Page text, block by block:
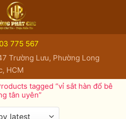
775 567
Trường Lưu, Phường Long
HCM
tagged “vỉ sắt hàn đổ bê
tân uyên”